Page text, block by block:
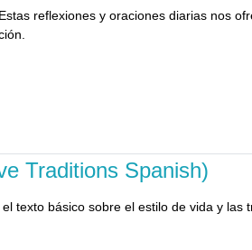
reflexiones y oraciones diarias nos
Traditions Spanish)
texto básico sobre el estilo de vida y las